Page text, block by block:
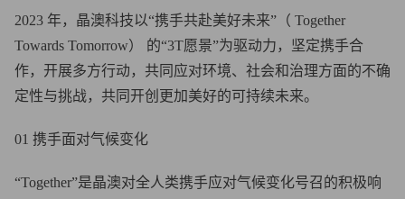
2023 年，晶澳科技以“携手共赴美好未来”（ Together
Towards Tomorrow） 的“3T愿景”为驱动力，坚定携手合
作，开展多方行动，共同应对环境、社会和治理方面的不确
定性与挑战，共同开创更加美好的可持续未来。
01 携手面对气候变化
“Together”是晶澳对全人类携手应对气候变化号召的积极响